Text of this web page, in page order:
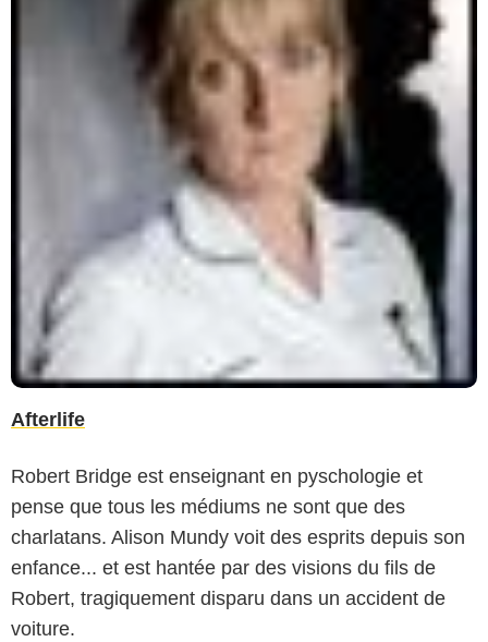
Afterlife
Robert Bridge est enseignant en pyschologie et
pense que tous les médiums ne sont que des
charlatans. Alison Mundy voit des esprits depuis son
enfance... et est hantée par des visions du fils de
Robert, tragiquement disparu dans un accident de
voiture.